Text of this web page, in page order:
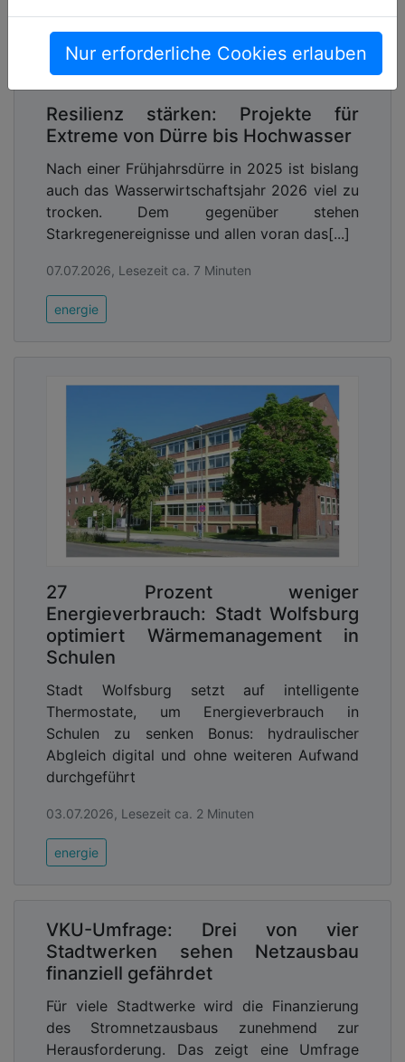
Nur erforderliche Cookies erlauben
Resilienz stärken: Projekte für
Extreme von Dürre bis Hochwasser
Nach einer Frühjahrsdürre in 2025 ist bislang
auch das Wasserwirtschaftsjahr 2026 viel zu
trocken. Dem gegenüber stehen
Starkregenereignisse und allen voran das[...]
07.07.2026, Lesezeit ca. 7 Minuten
energie
27 Prozent weniger
Energieverbrauch: Stadt Wolfsburg
optimiert Wärmemanagement in
Schulen
Stadt Wolfsburg setzt auf intelligente
Thermostate, um Energieverbrauch in
Schulen zu senken Bonus: hydraulischer
Abgleich digital und ohne weiteren Aufwand
durchgeführt
03.07.2026, Lesezeit ca. 2 Minuten
energie
VKU-Umfrage: Drei von vier
Stadtwerken sehen Netzausbau
finanziell gefährdet
Für viele Stadtwerke wird die Finanzierung
des Stromnetzausbaus zunehmend zur
Herausforderung. Das zeigt eine Umfrage